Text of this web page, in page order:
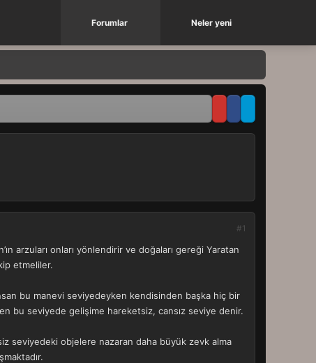
Forumlar Neler yeni
#1
arzuları onları yönlendirir ve doğaları gereği Yaratan
etmeliler.
bu manevi seviyedeyken kendisinden başka hiç bir
bu seviyede gelişime hareketsiz, cansız seviye denir.
seviyedeki objelere nazaran daha büyük zevk alma